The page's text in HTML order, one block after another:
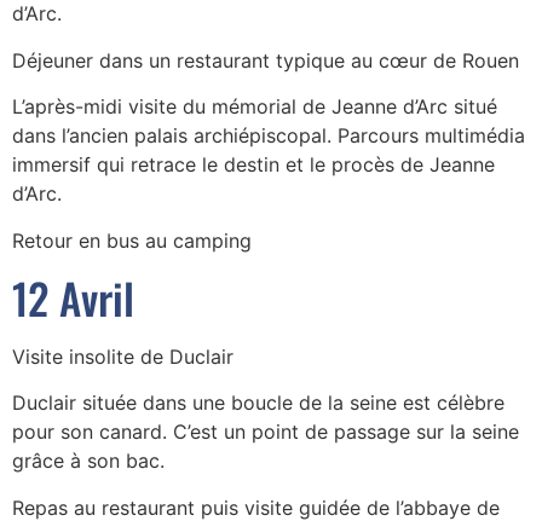
d’Arc.
Déjeuner dans un restaurant typique au cœur de Rouen
L’après-midi visite du mémorial de Jeanne d’Arc situé
dans l’ancien palais archiépiscopal. Parcours multimédia
immersif qui retrace le destin et le procès de Jeanne
d’Arc.
Retour en bus au camping
12 Avril
Visite insolite de Duclair
Duclair située dans une boucle de la seine est célèbre
pour son canard. C’est un point de passage sur la seine
grâce à son bac.
Repas au restaurant puis visite guidée de l’abbaye de